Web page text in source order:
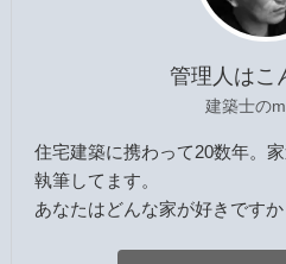
管理人はこ
建築士の
住宅建築に携わって20数年。
執筆してます。
あなたはどんな家が好きですか